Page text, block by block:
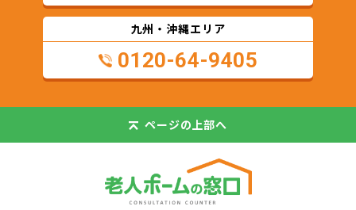
九州・沖縄エリア
0120-64-9405
ページの 上部へ